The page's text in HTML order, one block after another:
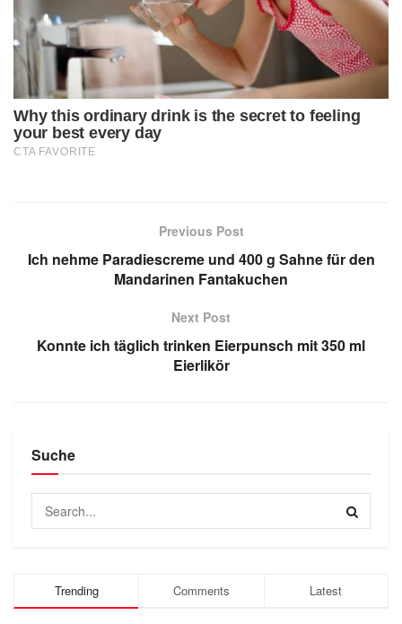
Previous Post
Ich nehme Paradiescreme und 400 g Sahne für den
Mandarinen Fantakuchen
Next Post
Konnte ich täglich trinken Eierpunsch mit 350 ml
Eierlikör
Suche
Trending Comments Latest